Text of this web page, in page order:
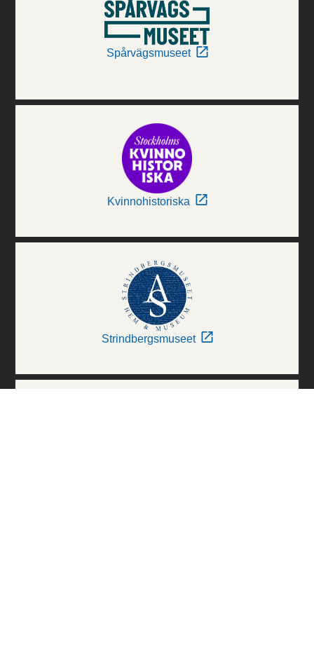
Spårvägsmuseet
Kvinnohistoriska
Strindbergsmuseet